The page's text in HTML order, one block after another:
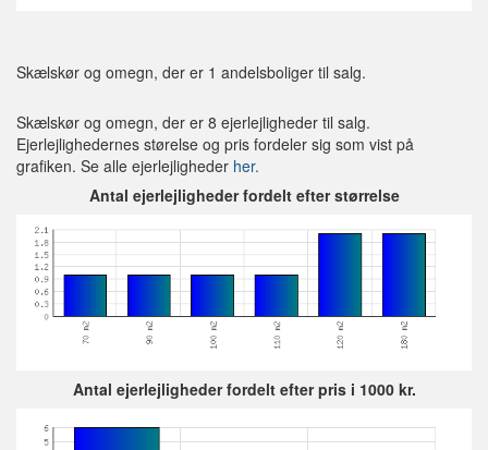
Skælskør og omegn, der er 1 andelsboliger til salg.
Skælskør og omegn, der er 8 ejerlejligheder til salg.
Ejerlejlighedernes størelse og pris fordeler sig som vist på
grafiken. Se alle ejerlejligheder her.
Antal ejerlejligheder fordelt efter størrelse
Antal ejerlejligheder fordelt efter pris i 1000 kr.